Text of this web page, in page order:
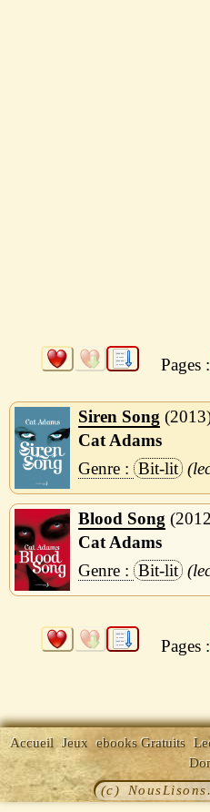
Pages :
Siren Song 2013
Cat Adams
Bit-lit
Blood Song 2012
Cat Adams
Bit-lit
Pages :
Accueil Jeux ebooks Gratuits
(c)